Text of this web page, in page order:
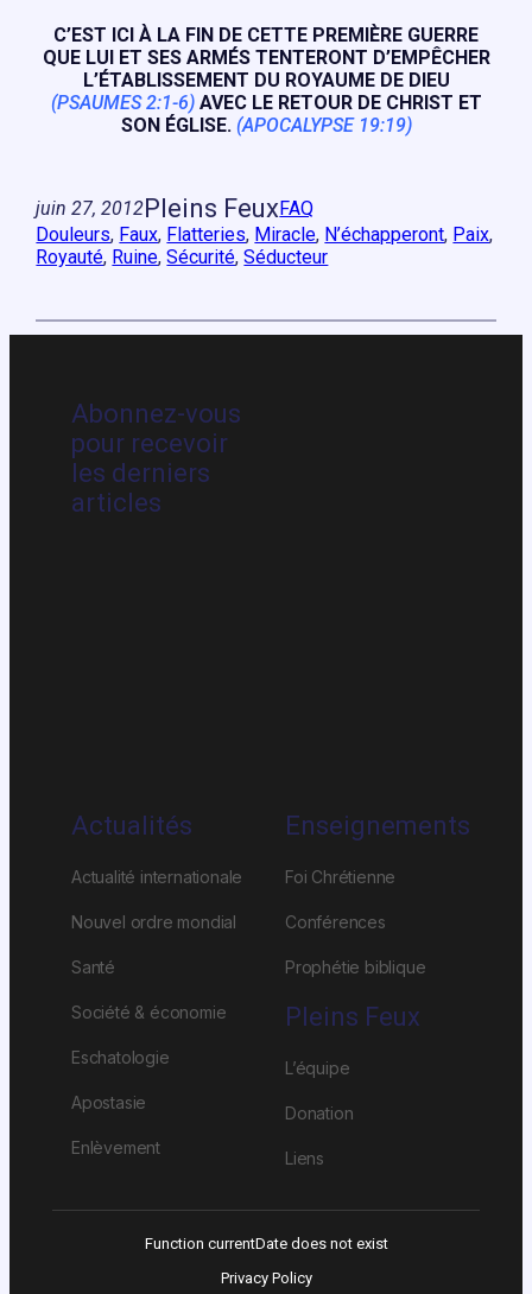
C’EST ICI À LA FIN DE CETTE PREMIÈRE GUERRE
QUE LUI ET SES ARMÉS TENTERONT D’EMPÊCHER
L’ÉTABLISSEMENT DU ROYAUME DE DIEU
(PSAUMES 2:1-6) AVEC LE RETOUR DE CHRIST ET
SON ÉGLISE. (APOCALYPSE 19:19)
juin 27, 2012Pleins FeuxFAQ
Douleurs, Faux, Flatteries, Miracle, N’échapperont, Paix
Royauté, Ruine, Sécurité, Séducteur
Abonnez-vous
pour recevoir
les derniers
articles
Actualités
Actualité internationale
Nouvel ordre mondial
Santé
Société & économie
Eschatologie
Apostasie
Enlèvement
Enseignements
Foi Chrétienne
Conférences
Prophétie biblique
Pleins Feux
L’équipe
Donation
Liens
Function currentDate does not exist
Privacy Policy